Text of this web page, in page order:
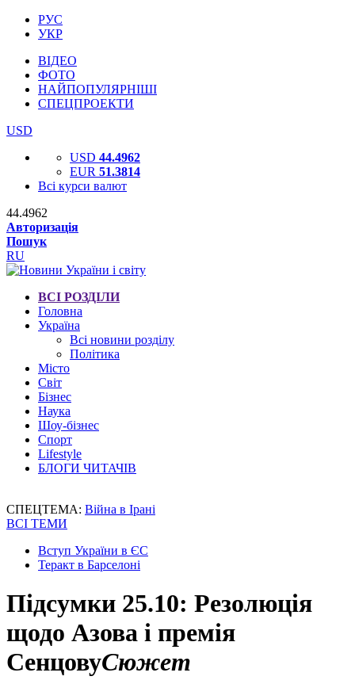
РУС
УКР
ВІДЕО
ФОТО
НАЙПОПУЛЯРНІШІ
СПЕЦПРОЕКТИ
USD
USD 44.4962
EUR 51.3814
Всі курси валют
44.4962
Авторизація
Пошук
RU
ВСІ РОЗДІЛИ
Головна
Україна
Всі новини розділу
Політика
Місто
Світ
Бізнес
Наука
Шоу-бізнес
Спорт
Lifestyle
БЛОГИ ЧИТАЧІВ
СПЕЦТЕМА: Війна в Ірані
ВСІ ТЕМИ
Вступ України в ЄС
Теракт в Барселоні
Підсумки 25.10: Резолюція
щодо Азова і премія
СенцовуСюжет